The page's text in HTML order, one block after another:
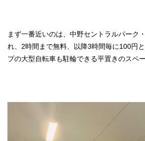
まず一番近いのは、中野セントラルパーク
れ、2時間まで無料、以降3時間毎に100円
プの大型自転車も駐輪できる平置きのスペ